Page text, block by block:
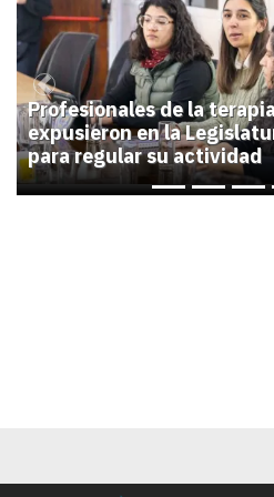
Profesionales de la
expusieron en la
para regular su actividad
Previous